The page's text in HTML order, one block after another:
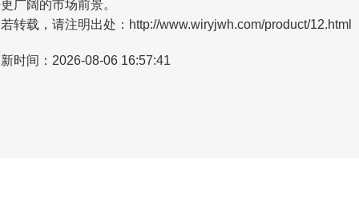
广阔的市场前景。
转载，请注明出处：http://www.wiryjwh.com/product/12.html
时间：2026-08-06 16:57:41